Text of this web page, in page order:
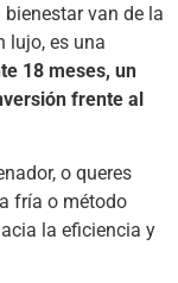
van de la
lujo, es una
18 meses, un
frente al
o queres
fría o método
la eficiencia y